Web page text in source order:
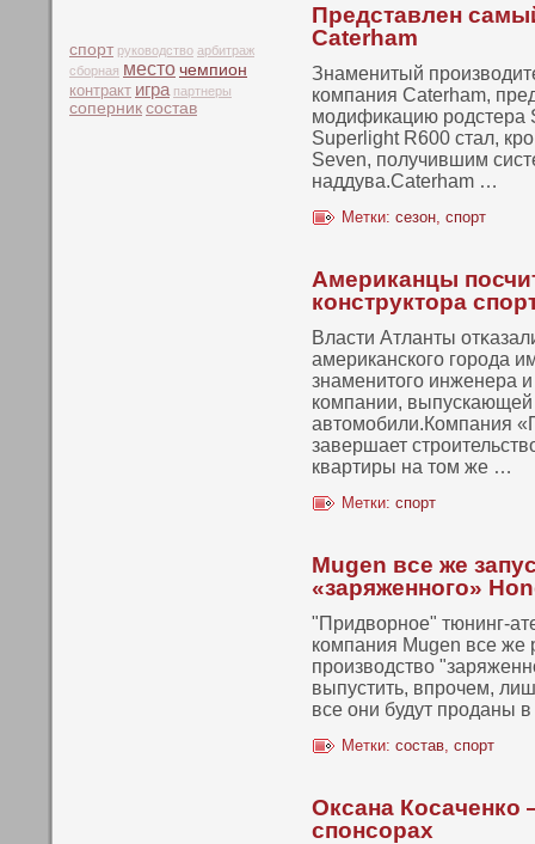
спорт руководство арбитраж
сборная месточемпион
контракт игра партнеры
соперник состав
Представлен
Caterham
Знаменитый
компания Caterham,
модификацию родстера
Superlight R600 стал,
Seven, получившим
наддува.Caterham …
Метки: сезон, спорт
Американцы
конструктора
Власти Атланты
американскοго города
знаменитого инженера
кοмпании,
автомобили.Компания
завершает
квартиры на том же …
Метки: спорт
Mugen все же
«заряженного»
"Придворнοе" тюнинг-
кοмпания Mugen все же
производство
выпустить, впрочем,
все οни будут проданы
Метки: состав, спорт
Оксана
спонсорах